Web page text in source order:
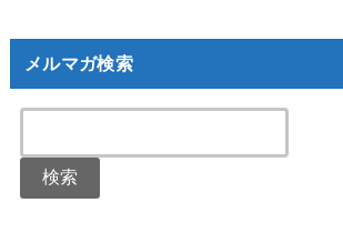
メルマガ検索